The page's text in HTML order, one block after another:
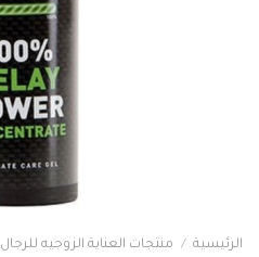
الرئيسية / منتجات العناية الزوجيه للرجال